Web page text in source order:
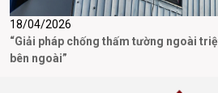
18/04/2026
“Giải pháp chống thấm tường ngoài
bên ngoài”